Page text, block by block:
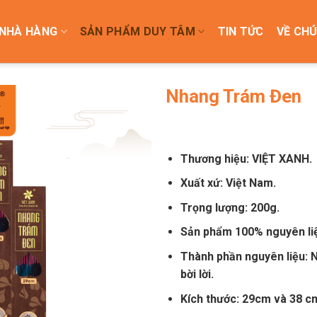
HÀNG SẢN PHẨM DUY TÂM TIN TỨC VỀ
Nhang Trám Đen
Thương hiệu: VIỆT XANH.
Xuất xứ: Việt Nam.
Trọng lượng: 200g.
Sản phẩm 100% nguyên
Thành phần nguyên liệu:
bời lời.
Kích thước: 29cm và 38